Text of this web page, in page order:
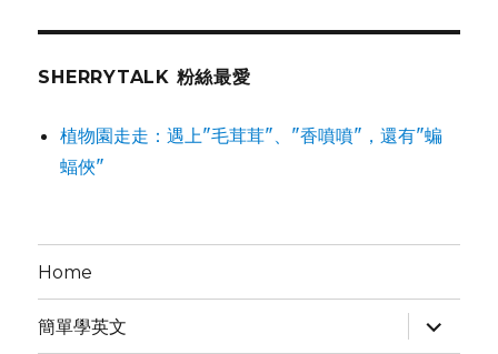
心
W
SHERRYTALK 粉絲最愛
植物園走走：遇上"毛茸茸"、"香噴噴"，還有"蝙
蝠俠"
Home
簡單學英文
expand
child